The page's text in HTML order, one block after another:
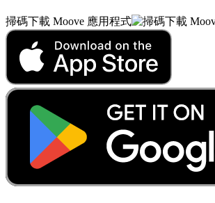
掃碼下載 Moove 應用程式